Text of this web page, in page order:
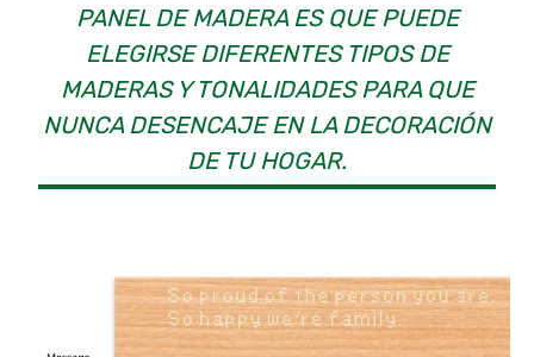
PANEL DE MADERA ES QUE PUEDE
ELEGIRSE DIFERENTES TIPOS DE
MADERAS Y TONALIDADES PARA QUE
NUNCA DESENCAJE EN LA DECORACIÓN
DE TU HOGAR.